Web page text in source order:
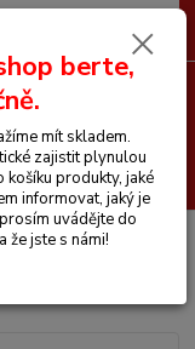
Hledat
0 Kč
SYMPATEX
berte,
mít skladem.
zajistit plynulou
produkty, jaké
informovat, jaký je
uvádějte do
že jste s námi!